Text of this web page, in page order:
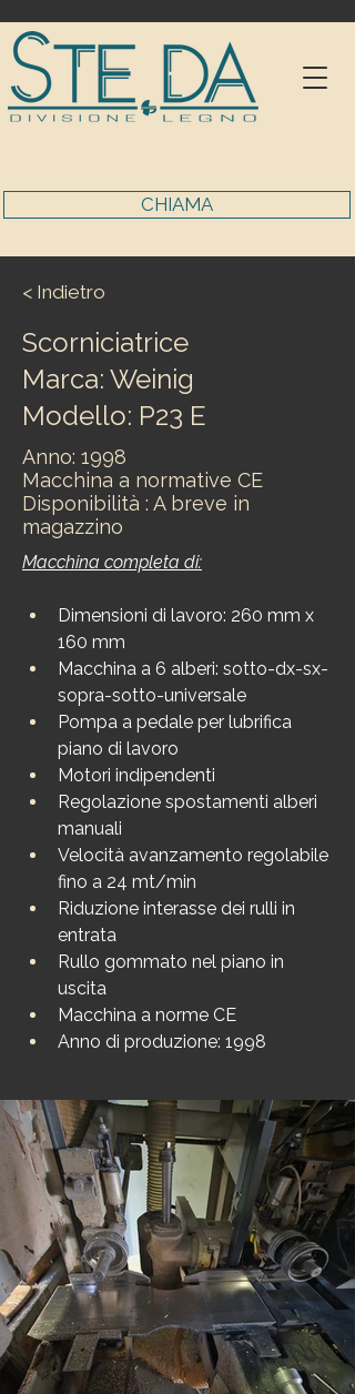
CHIAMA
< Indietro
Scorniciatrice
Marca: Weinig
Modello: P23 E
Anno: 1998
Macchina a normative CE
Disponibilità : A breve in
magazzino
Macchina completa di:
Dimensioni di lavoro: 260 mm x
160 mm
Macchina a 6 alberi: sotto-dx-sx-
sopra-sotto-universale
Pompa a pedale per lubrifica
piano di lavoro
Motori indipendenti
Regolazione spostamenti alberi
manuali
Velocità avanzamento regolabile
fino a 24 mt/min
Riduzione interasse dei rulli in
entrata
Rullo gommato nel piano in
uscita
Macchina a norme CE
Anno di produzione: 1998